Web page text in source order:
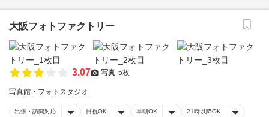
大阪フォトファクトリー
3.07 写真 5枚
写真館・フォトスタジオ
出張・訪問対応 日祝OK 早朝OK 21時以降OK